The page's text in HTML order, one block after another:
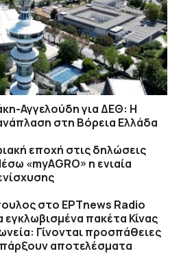
Αγγελούδη για ΔΕΘ: Η
στη Βόρεια Ελλάδα
εποχή στις δηλώσεις
«myAGRO» η ενιαία
στο ΕΡΤnews Radio
εγκλωβισμένα πακέτα Κίνας
Γίνονται προσπάθειες
αποτελέσματα